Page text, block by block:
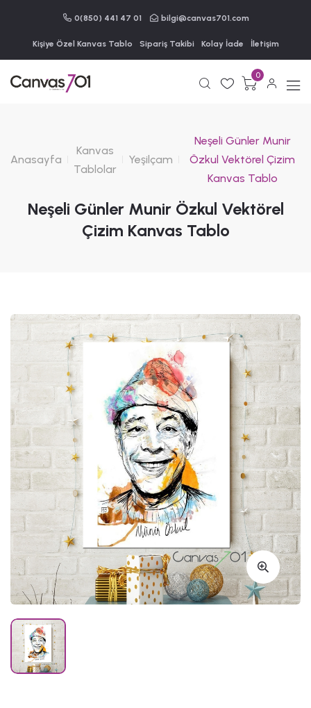
0(850) 441 47 01 bilgi@canvas701.com
Kişiye Özel Kanvas Tablo Sipariş Takibi Kolay İade İletişim
0
Anasayfa
Kanvas
Tablolar
Yeşilçam
Neşeli Günler Munir
Özkul Vektörel Çizim
Kanvas Tablo
Neşeli Günler Munir Özkul Vektörel
Çizim Kanvas Tablo